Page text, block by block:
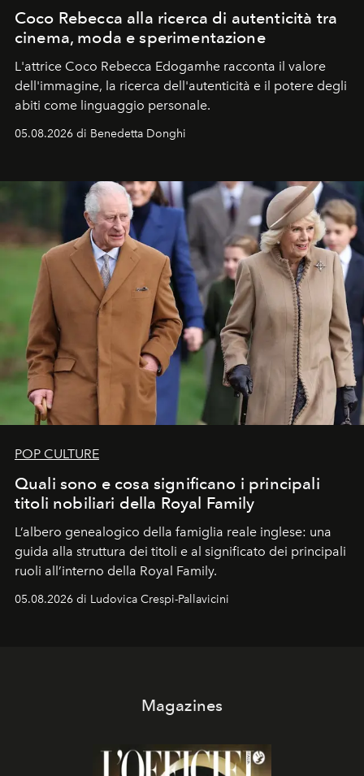
Coco Rebecca alla ricerca di autenticità tra
cinema, moda e sperimentazione
L'attrice Coco Rebecca Edogamhe racconta il valore
dell'immagine, la ricerca dell'autenticità e il potere degli
abiti come linguaggio personale.
05.08.2026 di Benedetta Donghi
POP CULTURE
Quali sono e cosa significano i principali
titoli nobiliari della Royal Family
L’albero genealogico della famiglia reale inglese: una
guida alla struttura dei titoli e al significato dei principali
ruoli all’interno della Royal Family.
05.08.2026 di Ludovica Crespi-Pallavicini
Magazines